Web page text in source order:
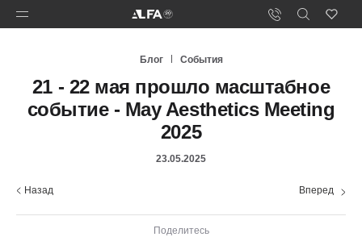
Блог События
21 - 22 мая прошло масштабное
событие - May Aesthetics Meeting
2025
23.05.2025
Назад Вперед
Поделитесь